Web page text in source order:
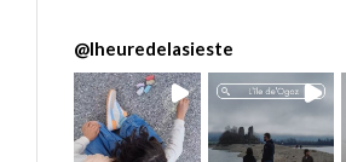
@lheuredelasieste